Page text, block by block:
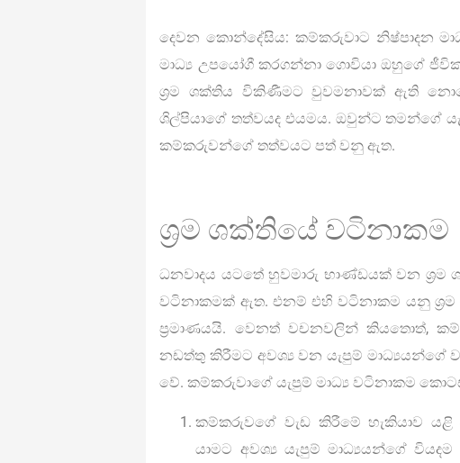
දෙවන කොන්දේසිය: කම්කරුවාට නිෂ්පාදන
මාධ්‍ය උපයෝගී කරගන්නා ගොවියා ඔහුගේ
ශ්‍රම ශක්තිය විකිණීමට වුවමනාවක් ඇති
ශිල්පියාගේ තත්වයද එයමය. ඔවුන්ට තමන්ගේ
කම්කරුවන්ගේ තත්වයට පත් වනු ඇත.
ශ්‍රම ශක්තියේ වටිනාකම
ධනවාදය යටතේ හුවමාරු භාණ්ඩයක් වන ශ්‍රම
වටිනාකමක් ඇත. එනම් එහි වටිනාකම යනු ශ්‍රම
ප්‍රමාණයයි. වෙනත් වචනවලින් කියතොත්,
නඩත්තු කිරීමට අවශ්‍ය වන යැපුම් මාධ්‍යයන්ගේ
වේ. කම්කරුවාගේ යැපුම් මාධ්‍ය වටිනාකම
කම්කරුවගේ වැඩ කිරීමේ හැකියාව යළි
යාමට අවශ්‍ය යැපුම් මාධ්‍යයන්ගේ